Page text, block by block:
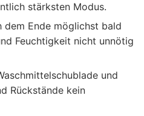
stärksten Modus.
dem Ende möglichst bald
Feuchtigkeit nicht unnötig
und
Rückstände kein